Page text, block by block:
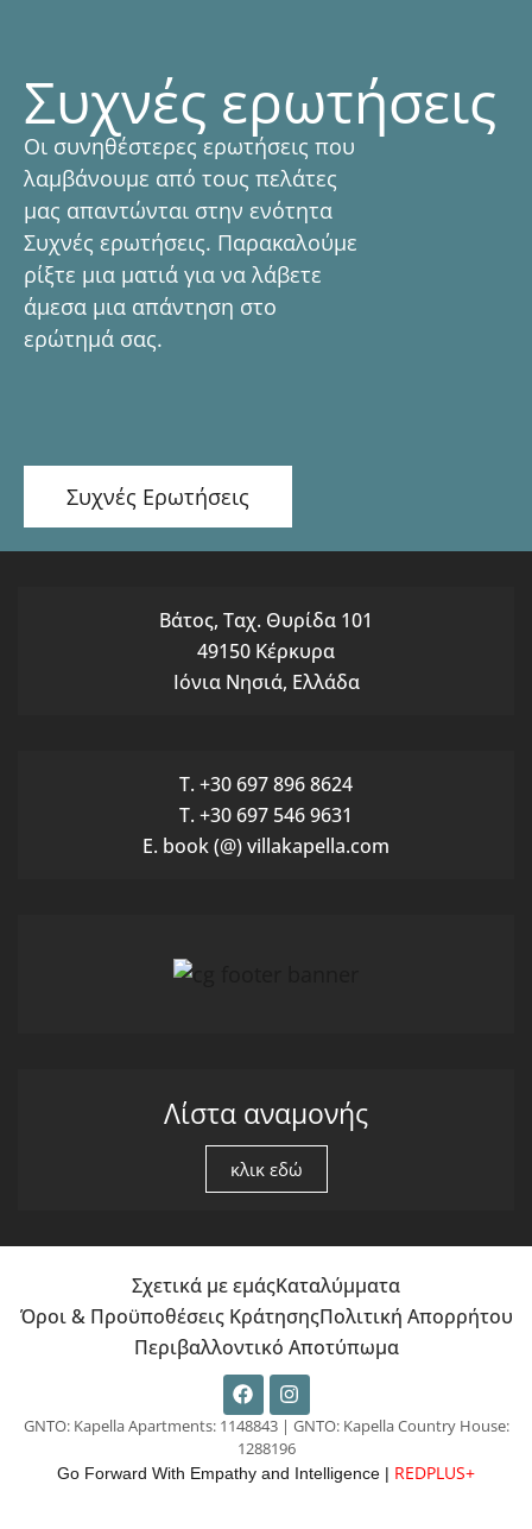
Συχνές ερωτήσεις
Οι συνηθέστερες ερωτήσεις που
λαμβάνουμε από τους πελάτες
μας απαντώνται στην ενότητα
Συχνές ερωτήσεις. Παρακαλούμε
ρίξτε μια ματιά για να λάβετε
άμεσα μια απάντηση στο
ερώτημά σας.
Συχνές Ερωτήσεις
Βάτος, Ταχ. Θυρίδα 101
49150 Κέρκυρα
Ιόνια Νησιά, Ελλάδα
T. +30 697 896 8624
T. +30 697 546 9631
E. book (@) villakapella.com
Λίστα αναμονής
κλικ εδώ
Σχετικά με εμάςΚαταλύμματα
Όροι & Προϋποθέσεις ΚράτησηςΠολιτική Απορρήτου
Περιβαλλοντικό Αποτύπωμα
GNTO: Kapella Apartments: 1148843 | GNTO: Kapella Country House:
1288196
Go Forward With Empathy and Intelligence | REDPLUS+